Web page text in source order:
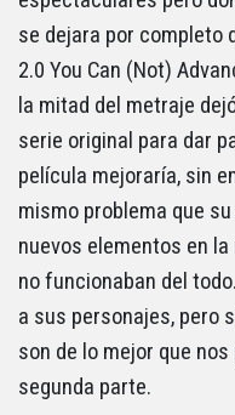
se dejara por completo
2.0 You Can (Not)
la mitad del metraje
serie original para dar
película mejoraría, sin
mismo problema que
nuevos elementos en
no funcionaban del
a sus personajes, pero
son de lo mejor que
segunda parte.